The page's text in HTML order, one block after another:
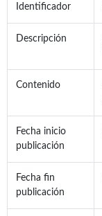
Identificador
Descripción
Contenido
Fecha inicio
publicación
Fecha fin
publicación